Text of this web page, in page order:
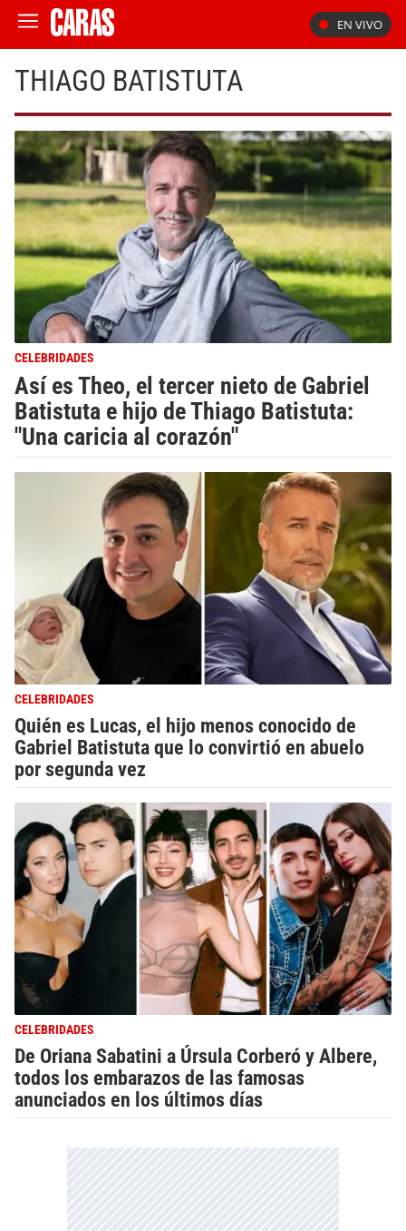
EN VIVO
THIAGO BATISTUTA
CELEBRIDADES
Así es Theo, el tercer nieto de Gabriel
Batistuta e hijo de Thiago Batistuta:
"Una caricia al corazón"
CELEBRIDADES
Quién es Lucas, el hijo menos conocido de
Gabriel Batistuta que lo convirtió en abuelo
por segunda vez
CELEBRIDADES
De Oriana Sabatini a Úrsula Corberó y Albere,
todos los embarazos de las famosas
anunciados en los últimos días